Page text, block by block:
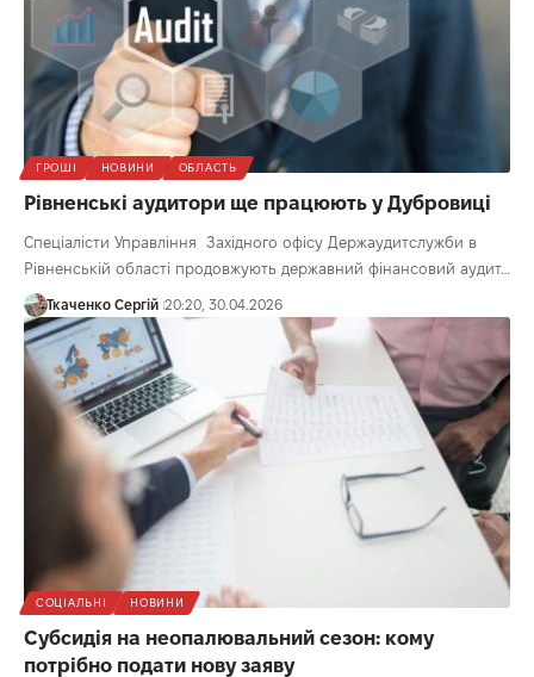
ГРОШІ НОВИНИ ОБЛАСТЬ
Рівненські аудитори ще працюють у Дубровиці
Спеціалісти Управління Західного офісу Держаудитслужби в
Рівненській області продовжують державний фінансовий аудит…
Ткаченко Сергій 20:20, 30.04.2026
СОЦІАЛЬНІ НОВИНИ
Субсидія на неопалювальний сезон: кому
потрібно подати нову заяву